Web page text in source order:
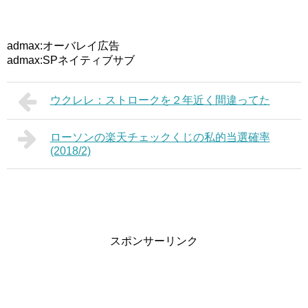
admax:オーバレイ広告
admax:SPネイティブサブ
ウクレレ：ストロークを２年近く間違ってた
ローソンの楽天チェックくじの私的当選確率
(2018/2)
スポンサーリンク